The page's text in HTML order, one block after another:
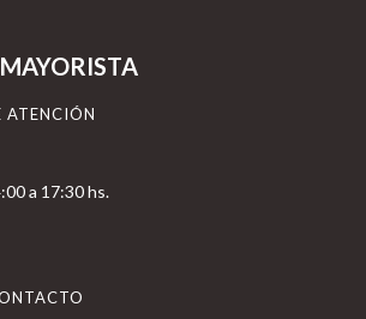
ATENCIÓN
a 17:30 hs.